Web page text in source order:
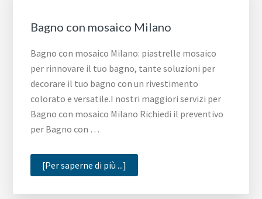
Bagno con mosaico Milano
Bagno con mosaico Milano: piastrelle mosaico
per rinnovare il tuo bagno, tante soluzioni per
decorare il tuo bagno con un rivestimento
colorato e versatile.I nostri maggiori servizi per
Bagno con mosaico Milano Richiedi il preventivo
per Bagno con …
[Per saperne di più ...]
con
mosaico